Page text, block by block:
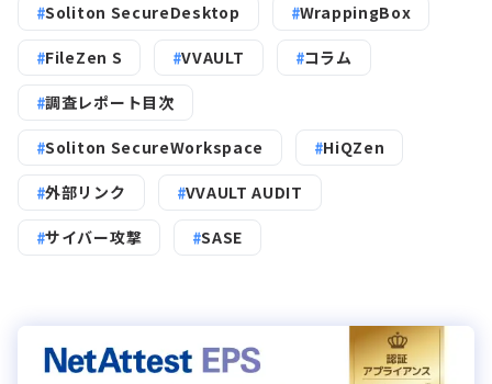
Soliton SecureDesktop WrappingBox
FileZen S VVAULT コラム
調査レポート目次
Soliton SecureWorkspace HiQZen
外部リンク VVAULT AUDIT
サイバー攻撃 SASE